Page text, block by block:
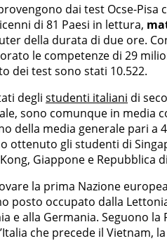
dai test Ocse-
di 81 Paesi in lettura,
della durata di due ore.
le competenze di 29
dei test sono stati 10.522.
degli studenti italiani di
sono comunque in media
della media generale pari a
ottenuto gli studenti di
Giappone e Repubblica
la prima Nazione
posto occupato dalla
e alla Germania. Seguono la
che precede il Vietnam,